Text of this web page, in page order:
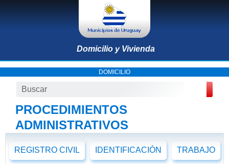
Domicilio y Vivienda
DOMICILIO
PROCEDIMIENTOS
ADMINISTRATIVOS
REGISTRO CIVIL IDENTIFICACIÓN TRABAJO